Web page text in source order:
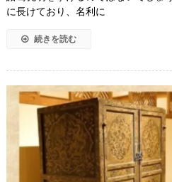
に長けており、名利に
続きを読む